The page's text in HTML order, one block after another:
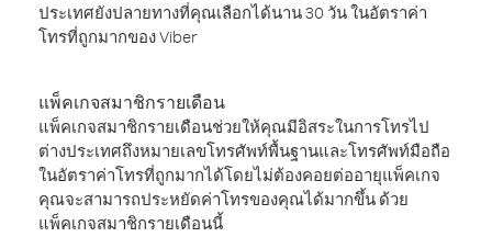
ประเทศยังปลายทางที่คุณเลือกได้นาน 30 วัน ในอัตราค่า
โทรที่ถูกมากของ Viber
แพ็คเกจสมาชิกรายเดือน
แพ็คเกจสมาชิกรายเดือนช่วยให้คุณมีอิสระในการโทรไป
ต่างประเทศถึงหมายเลขโทรศัพท์พื้นฐานและโทรศัพท์มือถือ
ในอัตราค่าโทรที่ถูกมากได้โดยไม่ต้องคอยต่ออายุแพ็คเกจ
คุณจะสามารถประหยัดค่าโทรของคุณได้มากขึ้น ด้วย
แพ็คเกจสมาชิกรายเดือนนี้